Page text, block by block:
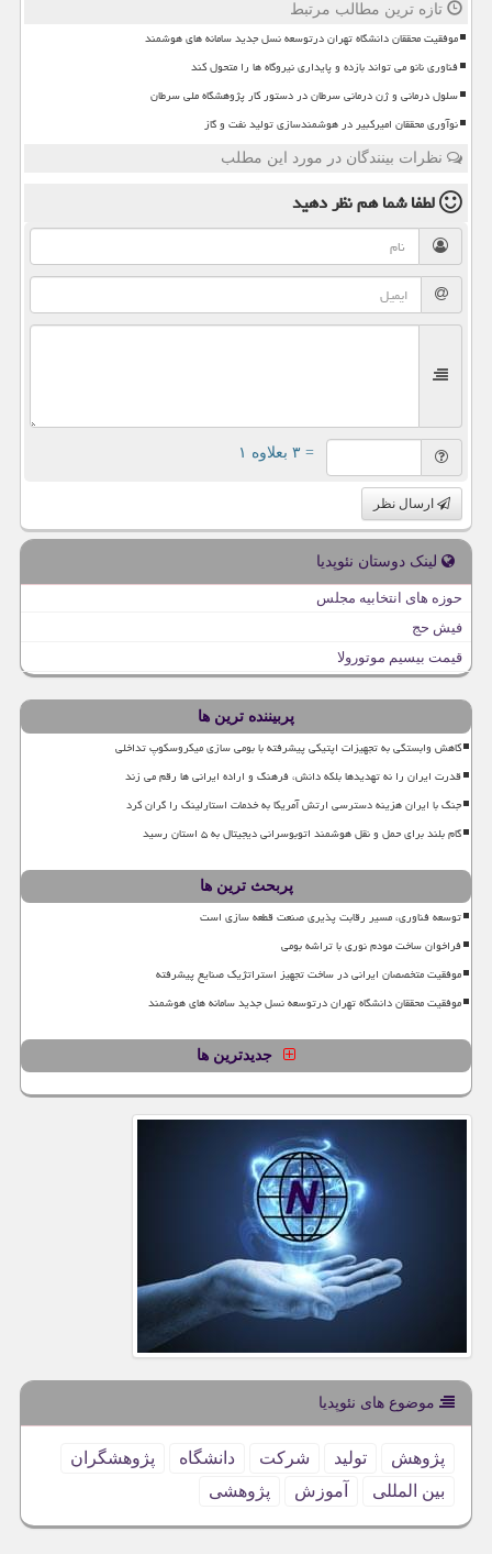
تازه ترین مطالب مرتبط
موفقیت محققان دانشگاه تهران درتوسعه نسل جدید سامانه های هوشمند
فناوری نانو می تواند بازده و پایداری نیروگاه ها را متحول کند
سلول درمانی و ژن درمانی سرطان در دستور کار پژوهشگاه ملی سرطان
نوآوری محققان امیرکبیر در هوشمندسازی تولید نفت و گاز
نظرات بینندگان در مورد این مطلب
لطفا شما همنظر دهید
= ۳ بعلاوه ۱
ارسال نظر
لینک دوستان نئوپدیا
حوزه های انتخابیه مجلس
فیش حج
قیمت بیسیم موتورولا
پربیننده ترین ها
کاهش وابستگی به تجهیزات اپتیکی پیشرفته با بومی سازی میکروسکوپ تداخلی
قدرت ایران را نه تهدیدها بلکه دانش، فرهنگ و اراده ایرانی ها رقم می زند
جنگ با ایران هزینه دسترسی ارتش آمریکا به خدمات استارلینک را گران کرد
گام بلند برای حمل و نقل هوشمند اتوبوسرانی دیجیتال به ۵ استان رسید
پربحث ترین ها
توسعه فناوری، مسیر رقابت پذیری صنعت قطعه سازی است
فراخوان ساخت مودم نوری با تراشه بومی
موفقیت متخصصان ایرانی در ساخت تجهیز استراتژیک صنایع پیشرفته
موفقیت محققان دانشگاه تهران درتوسعه نسل جدید سامانه های هوشمند
جدیدترین ها
موضوع های نئوپدیا
پژوهش تولید شركت دانشگاه
پژوهشگران
بین المللی
آموزش پژوهشی